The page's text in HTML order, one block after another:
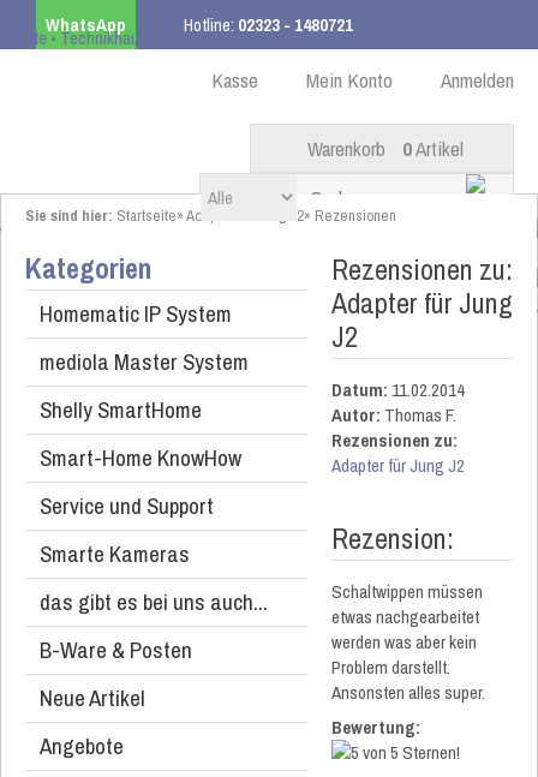
WhatsApp Hotline: 02323 - 1480721
ab 99,00 € innerhalb DE Anmelden
Mein Konto
Kasse
Warenkorb 0Artikel
Sie sind hier: Startseite»Adapter für Jung J2» Rezensionen
Kategorien
Homematic IP System
mediola Master System
Shelly SmartHome
Smart-Home KnowHow
Service und Support
Smarte Kameras
das gibt es bei uns auch...
B-Ware & Posten
Neue Artikel
Angebote
Rezensionen zu:
Adapter für Jung
J2
Datum: 11.02.2014
Autor: Thomas F.
Rezensionen zu:
Adapter für Jung J2
Rezension:
Schaltwippen müssen
etwas nachgearbeitet
werden was aber kein
Problem darstellt.
Ansonsten alles super.
Bewertung: